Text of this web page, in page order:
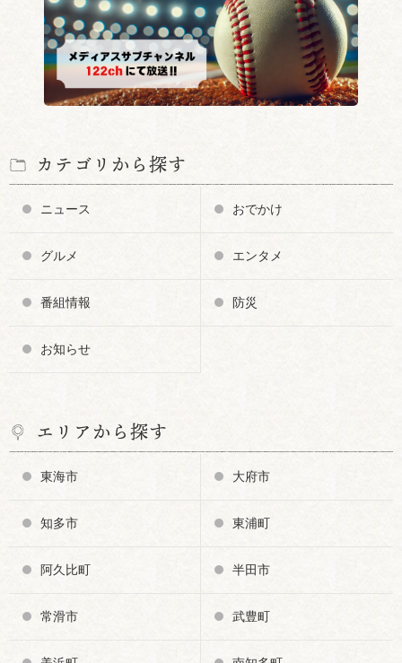
カテゴリから探す
ニュース おでかけ
グルメ エンタメ
番組情報 防災
お知らせ
エリアから探す
東海市 大府市
知多市 東浦町
阿久比町 半田市
常滑市 武豊町